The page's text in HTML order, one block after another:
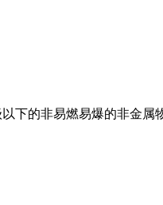
下的非易燃易爆的非金属